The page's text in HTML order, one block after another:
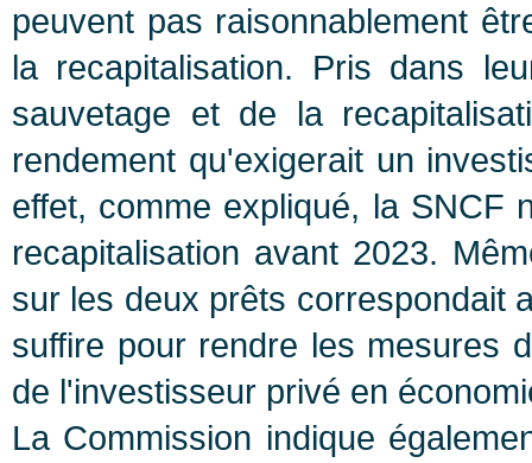
peuvent pas raisonnablement
la recapitalisation. Pris dans
sauvetage et de la
rendement qu'exigerait un
effet, comme expliqué, la SNCF
recapitalisation avant 2023.
sur les deux prêts correspondait
suffire pour rendre les mesures
de l'investisseur privé en
La Commission indique